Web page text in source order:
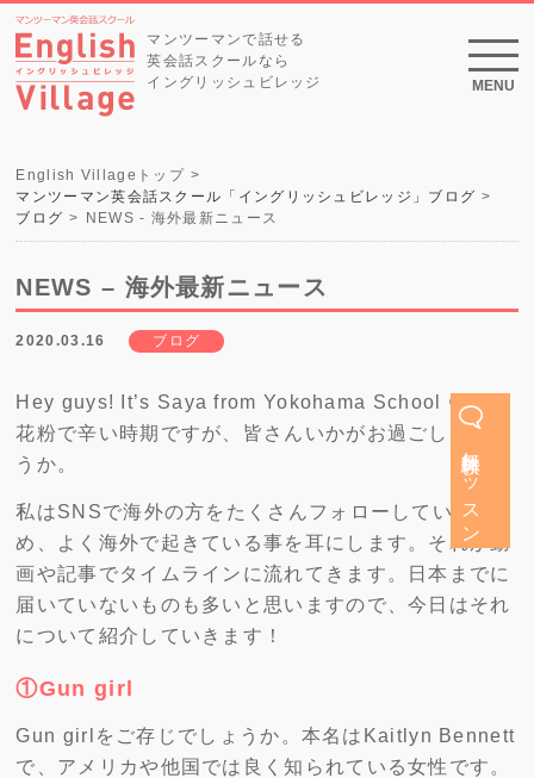
無料体験レッスン
マンツーマンで話せる
英会話スクールなら
イングリッシュビレッジ
MENU
English Villageトップ
マンツーマン英会話スクール「イングリッシュビレッジ」ブログ
ブログ
NEWS - 海外最新ニュース
NEWS – 海外最新ニュース
2020.03.16 ブログ
Hey guys! It’s Saya from Yokohama School 😄
花粉で辛い時期ですが、皆さんいかがお過ごしでしょ
うか。
私はSNSで海外の方をたくさんフォローしているた
め、よく海外で起きている事を耳にします。それが動
画や記事でタイムラインに流れてきます。日本までに
届いていないものも多いと思いますので、今日はそれ
について紹介していきます！
①Gun girl
Gun girlをご存じでしょうか。本名はKaitlyn Bennett
で、アメリカや他国では良く知られている女性です。